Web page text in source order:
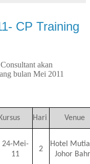
CP Training
akan
bulan Mei 2011
Hari Venue
24-Mei-
11
2
Hotel
Johor